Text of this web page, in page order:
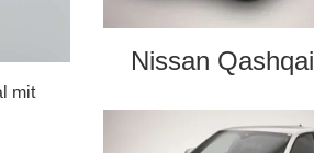
mit
Nissan Qashqai